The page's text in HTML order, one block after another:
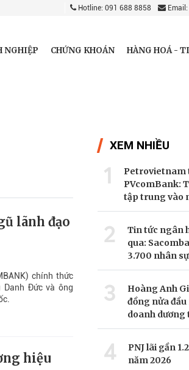
Hotline: 091 688 8858
NGHIỆP CHỨNG KHOÁN HÀNG HOÁ -
lãnh đạo
chính thức
Đức và ông
hiệu
XEM NHIỀU
1
Petrovietnam
PVcomBank:
tập trung vào
2
Tin tức ngân
qua:
3.700 nhân sự
3
Hoàng Anh
đồng nửa
doanh dương
4
PNJ lãi gần
năm 2026